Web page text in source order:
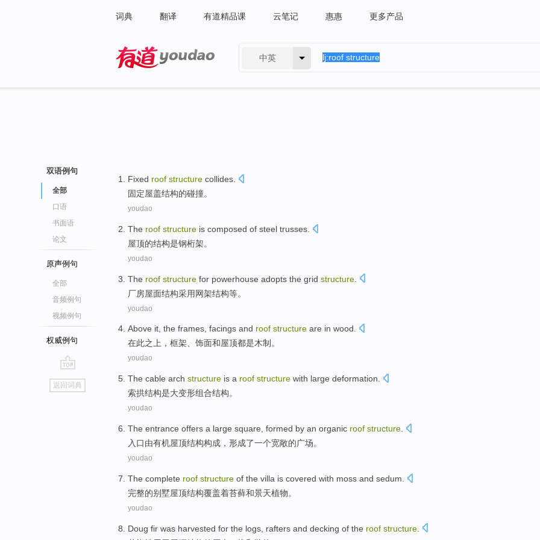
词典 翻译 有道精品课 云笔记 惠惠 更多产品
中英
双语例句
全部
口语
书面语
论文
原声例句
全部
音频例句
视频例句
权威例句
go
top
返回词典
Fixed roof structure collides
固定屋盖结构的碰撞。
youdao
The roof structure is composed of steel trusses
屋顶的结构是钢桁架。
youdao
The roof structure for powerhouse adopts the grid structure
厂房屋面结构采用网架结构等。
youdao
Above it, the frames, facings and roof structure are in wood.
在此之上 ， 框架、 饰面和屋顶都是木制。
youdao
The cable arch structure is a roof structure with large deformation
索拱结构是大变形组合结构。
youdao
The entrance offers a large square formed by an organic roof structure
入口由有机屋顶结构构成 ，形成了一个宽敞的广场。
youdao
The complete roof structure of the villa is covered with moss and sedum
完整的别墅屋顶结构覆盖着苔藓和景天植物。
youdao
Doug fir was harvested for the logs rafters and decking of the roof structure